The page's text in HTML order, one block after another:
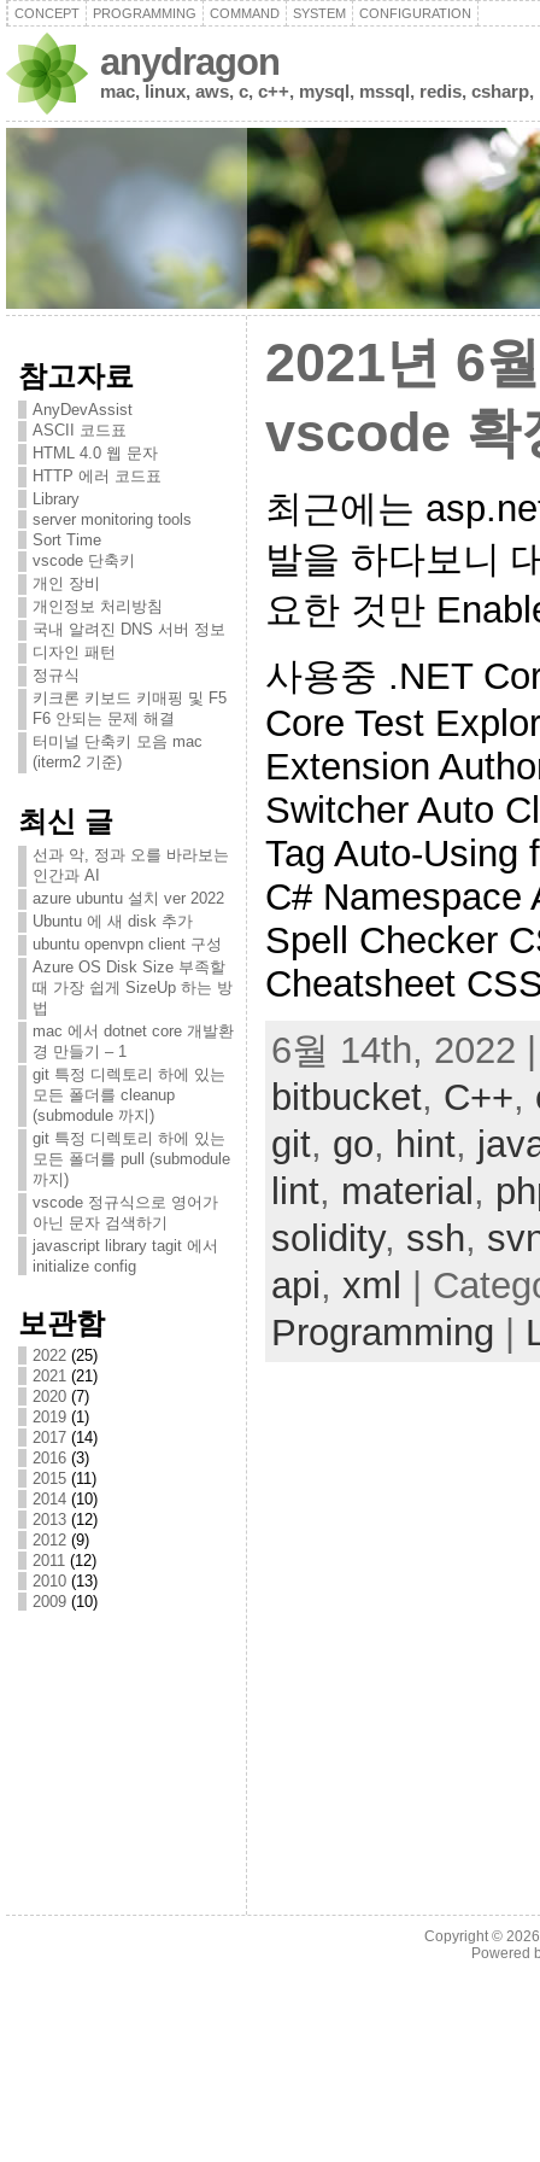
CONCEPT PROGRAMMING COMMAND SYSTEM CONFIGURATION
anydragon
mac, linux, aws, c, c++, mysql, mssql, redis,
참고자료
AnyDevAssist
ASCII 코드표
HTML 4.0 웹 문자
HTTP 에러 코드표
Library
server monitoring tools
Sort Time
vscode 단축키
개인 장비
개인정보 처리방침
국내 알려진 DNS 서버 정보
디자인 패턴
정규식
키크론 키보드 키매핑 및 F5
F6 안되는 문제 해결
터미널 단축키 모음 mac
(iterm2 기준)
최신 글
선과 악, 정과 오를 바라보는
인간과 AI
azure ubuntu 설치 ver 2022
Ubuntu 에 새 disk 추가
ubuntu openvpn client 구성
Azure OS Disk Size 부족할
때 가장 쉽게 SizeUp 하는 방
법
mac 에서 dotnet core 개발환
경 만들기 – 1
git 특정 디렉토리 하에 있는
모든 폴더를 cleanup
(submodule 까지)
git 특정 디렉토리 하에 있는
모든 폴더를 pull (submodule
까지)
vscode 정규식으로 영어가
아닌 문자 검색하기
javascript library tagit 에서
initialize config
보관함
2022(25)
2021(21)
2020(7)
2019(1)
2017(14)
2016(3)
2015(11)
2014(10)
2013(12)
2012(9)
2011(12)
2010(13)
2009(10)
2021년 6
vscode 확
최근에는
발을 하다보니
요한 것만
사용중 .NET
Core Test
Extension
Switcher Auto
Tag Auto-Using
C# Namespace
Spell Checker
Cheatsheet
6월 14th, 2022
bitbucket, C++,
git, go, hint,
lint, material ,
solidity, ssh,
api, xml
|
Programming
Copyright ©
Powered